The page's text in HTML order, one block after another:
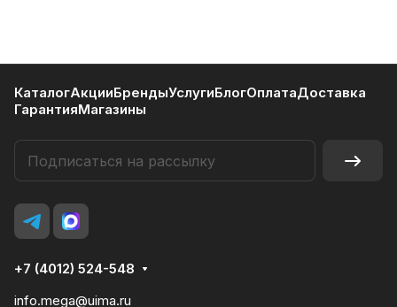
КаталогАкцииБрендыУслугиБлогОплатаДоставка
ГарантияМагазины
+7 (4012) 524-548
info.mega@uima.ru